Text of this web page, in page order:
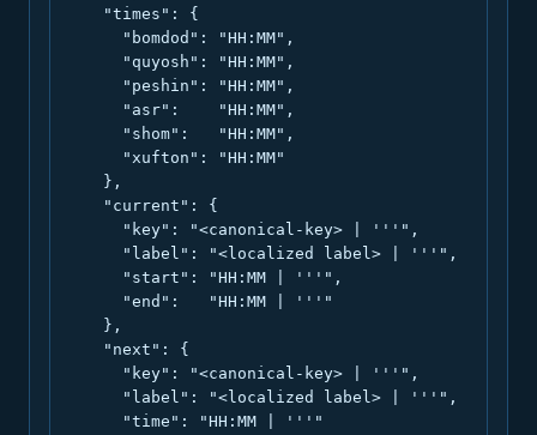
    "times": {
      "bomdod": "HH:MM",
      "quyosh": "HH:MM",
      "peshin": "HH:MM",
      "asr":    "HH:MM",
      "shom":   "HH:MM",
      "xufton": "HH:MM"
    },
    "current": {
      "key": "<canonical-key> | '''",
      "label": "<localized label> | '''",
      "start": "HH:MM | '''",
      "end":   "HH:MM | '''"
    },
    "next": {
      "key": "<canonical-key> | '''",
      "label": "<localized label> | '''",
      "time": "HH:MM | '''"